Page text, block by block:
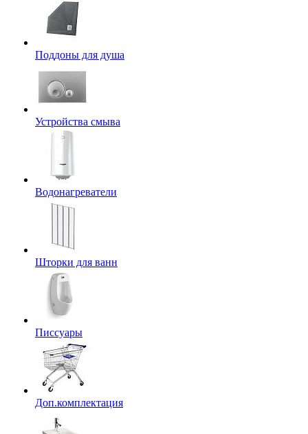
Поддоны для душа
Устройства смыва
Водонагреватели
Шторки для ванн
Писсуары
Доп.комплектация